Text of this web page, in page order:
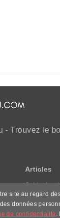
- Trouvez le
Articles
Guide des
site au regard
données
de confidentialité .